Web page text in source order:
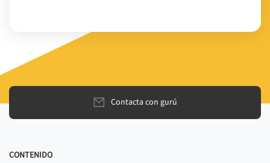
Contacta con gurú
CONTENIDO